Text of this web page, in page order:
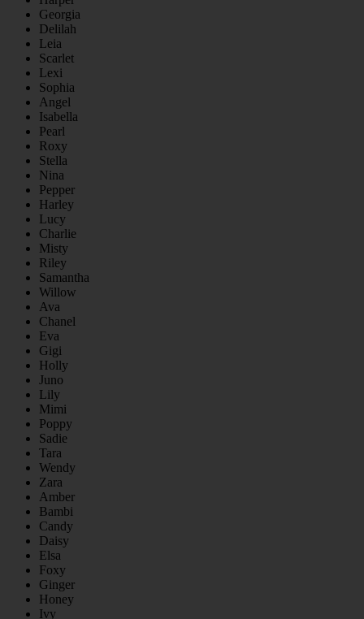
Georgia
Delilah
Leia
Scarlet
Lexi
Sophia
Angel
Isabella
Pearl
Roxy
Stella
Nina
Pepper
Harley
Lucy
Charlie
Misty
Riley
Samantha
Willow
Ava
Chanel
Eva
Gigi
Holly
Juno
Lily
Mimi
Poppy
Sadie
Tara
Wendy
Zara
Amber
Bambi
Candy
Daisy
Elsa
Foxy
Ginger
Honey
Ivy